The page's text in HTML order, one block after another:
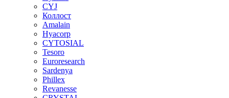
CYJ
Коллост
Amalain
Hyacorp
CYTOSIAL
Tesoro
Euroresearch
Sardenya
Phillex
Revanesse